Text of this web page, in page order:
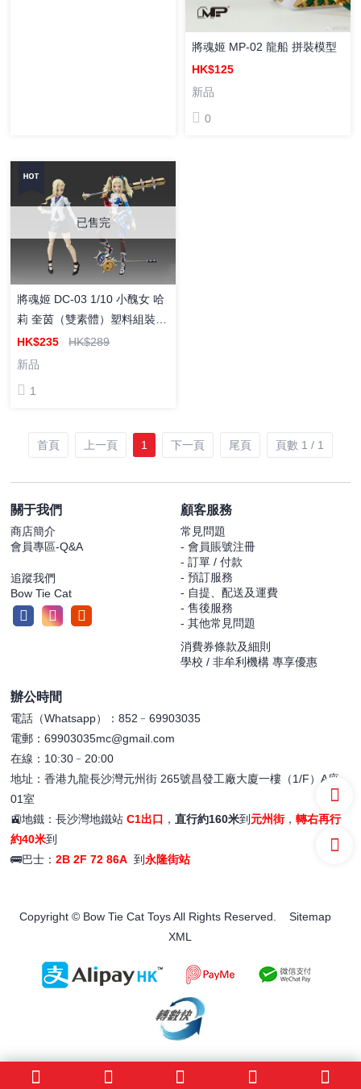
將魂姬 MP-02 龍船 拼裝模型
HK$125
新品
0
已售完
將魂姬 DC-03 1/10 小醜女 哈
莉 奎茵（雙素體）塑料組裝模
型
HK$235HK$289
新品
1
首頁 上一頁 1 下一頁 尾頁 頁數 1 / 1
關于我們
商店簡介
會員專區-Q&A
追蹤我們
Bow Tie Cat
顧客服務
常見問題
- 會員賬號注冊
- 訂單 / 付款
- 預訂服務
- 自提、配送及運費
- 售後服務
- 其他常見問題
消費券條款及細則
學校 / 非牟利機構 專享優惠
辦公時間
電話（Whatsapp）：852﹣69903035
電郵：69903035mc@gmail.com
在線：10:30﹣20:00
地址：香港九龍長沙灣元州街 265號昌發工廠大廈一樓（1/F）A座
01室
🚉地鐵：長沙灣地鐵站C1出口 ，直行約160米到 元州街，轉右再行
約40米到
🚌巴士：2B 2F 72 86A 到永隆街站
Copyright © Bow Tie Cat Toys All Rights Reserved.Sitemap
XML